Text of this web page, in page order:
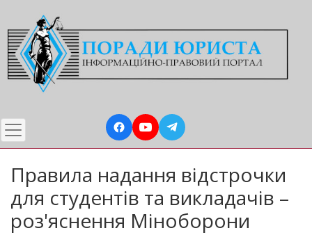
до
основного
вмісту
Правила надання відстрочки
для студентів та викладачів –
роз'яснення Міноборони